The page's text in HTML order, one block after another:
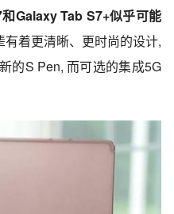
Galaxy Tab S7+似乎可能
着更清晰、更时尚的设计,
的S Pen, 而可选的集成5G